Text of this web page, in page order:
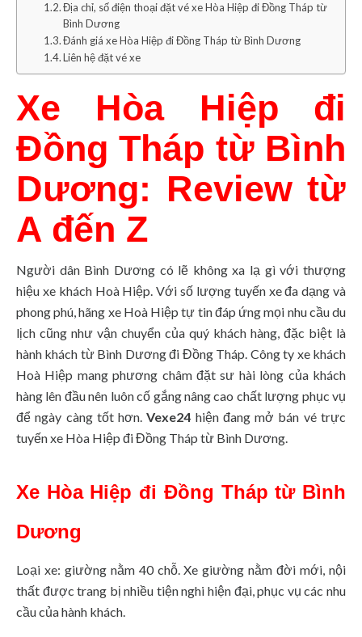
Địa chỉ, số điện thoại đặt vé xe Hòa Hiệp đi Đồng Tháp từ
Bình Dương
Đánh giá xe Hòa Hiệp đi Đồng Tháp từ Bình Dương
Liên hệ đặt vé xe
Xe Hòa Hiệp đi
Đồng Tháp từ Bình
Dương: Review từ
A đến Z
Người dân Bình Dương có lẽ không xa lạ gì với thượng
hiệu xe khách Hoà Hiệp. Với số lượng tuyến xe đa dạng và
phong phú, hãng xe Hoà Hiệp tự tin đáp ứng mọi nhu cầu du
lịch cũng như vận chuyển của quý khách hàng, đặc biệt là
hành khách từ Bình Dương đi Đồng Tháp. Công ty xe khách
Hoà Hiệp mang phương châm đặt sư hài lòng của khách
hàng lên đầu nên luôn cố gắng nâng cao chất lượng phục vụ
để ngày càng tốt hơn.Vexe24 hiện đang mở bán vé trực
tuyến xe Hòa Hiệp đi Đồng Tháp từ Bình Dương.
Xe Hòa Hiệp đi Đồng Tháp từ Bình
Dương
Loại xe: giường nằm 40 chỗ. Xe giường nằm đời mới, nội
thất được trang bị nhiều tiện nghi hiện đại, phục vụ các nhu
cầu của hành khách.